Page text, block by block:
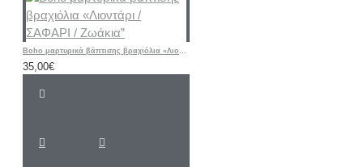
Boho μαρτυρικά βάπτισης βραχιόλια «Λιοντάρι / ΣΑΦΑΡΙ / Ζωάκια”
35,00€